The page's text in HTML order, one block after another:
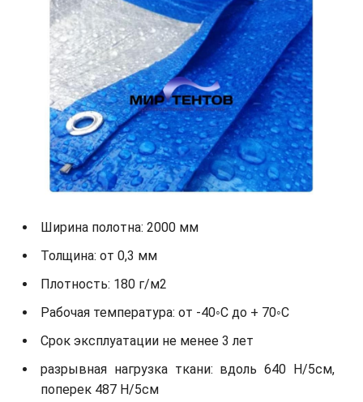
Ширина полотна: 2000 мм
Толщина: от 0,3 мм
Плотность: 180 г/м2
Рабочая температура: от -40◦С до + 70◦С
Срок эксплуатации не менее 3 лет
разрывная нагрузка ткани: вдоль 640 Н/5см,
поперек 487 Н/5см